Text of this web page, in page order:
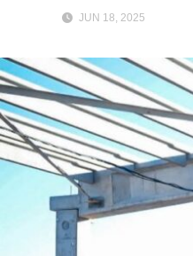
JUN 18, 2025